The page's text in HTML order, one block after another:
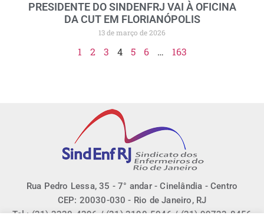
PRESIDENTE DO SINDENFRJ VAI À OFICINA
DA CUT EM FLORIANÓPOLIS
13 de março de 2026
1 2 3 4 5 6 … 163
Rua Pedro Lessa, 35 - 7° andar - Cinelândia - Centro
CEP: 20030-030 - Rio de Janeiro, RJ
Tel.: (21) 2220-4296 / (21) 3190-5046 / (21) 99733-8456